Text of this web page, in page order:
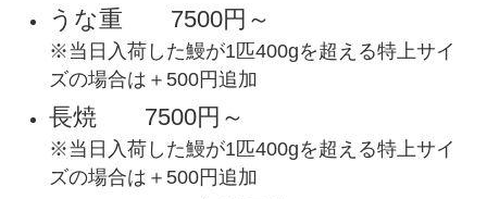
うな重 7500円～
※当日入荷した鰻が1匹400gを超える特上サイ
ズの場合は＋500円追加
長焼 7500円～
※当日入荷した鰻が1匹400gを超える特上サイ
ズの場合は＋500円追加